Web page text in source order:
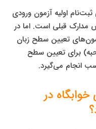
اولیه آزمون ورودی
قبلی است. اما در
تعیین سطح زبان
برای تعیین سطح
انجام می‌گیرد.
در